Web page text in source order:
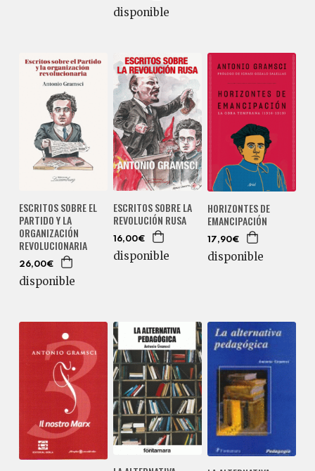
disponible
ESCRITOS SOBRE EL
PARTIDO Y LA
ORGANIZACIÓN
REVOLUCIONARIA
26,00€
disponible
ESCRITOS SOBRE LA
REVOLUCIÓN RUSA
16,00€
disponible
HORIZONTES DE
EMANCIPACIÓN
17,90€
disponible